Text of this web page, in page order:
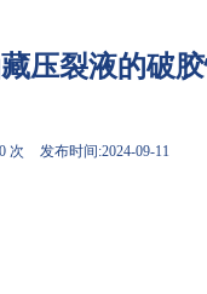
藏压裂液的破
次 发布时间:2024-09-11